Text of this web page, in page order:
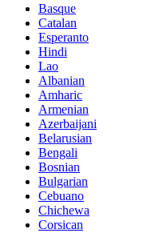
Basque
Catalan
Esperanto
Hindi
Lao
Albanian
Amharic
Armenian
Azerbaijani
Belarusian
Bengali
Bosnian
Bulgarian
Cebuano
Chichewa
Corsican